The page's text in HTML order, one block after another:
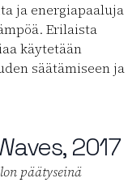
ja energiapaaluja
Erilaista
käytetään
säätämiseen ja
2017
päätyseinä